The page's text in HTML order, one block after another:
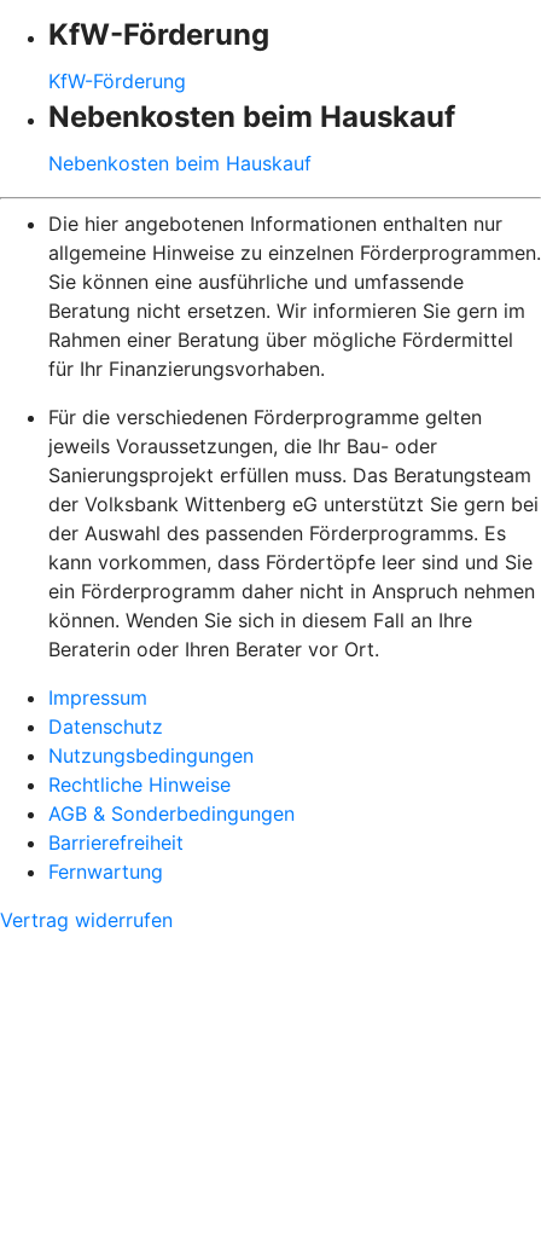
KfW-Förderung
KfW-Förderung
Nebenkosten beim Hauskauf
Nebenkosten beim Hauskauf
Die hier angebotenen Informationen enthalten nur
allgemeine Hinweise zu einzelnen Förderprogrammen.
Sie können eine ausführliche und umfassende
Beratung nicht ersetzen. Wir informieren Sie gern im
Rahmen einer Beratung über mögliche Fördermittel
für Ihr Finanzierungsvorhaben.
Für die verschiedenen Förderprogramme gelten
jeweils Voraussetzungen, die Ihr Bau- oder
Sanierungsprojekt erfüllen muss. Das Beratungsteam
der Volksbank Wittenberg eG unterstützt Sie gern bei
der Auswahl des passenden Förderprogramms. Es
kann vorkommen, dass Fördertöpfe leer sind und Sie
ein Förderprogramm daher nicht in Anspruch nehmen
können. Wenden Sie sich in diesem Fall an Ihre
Beraterin oder Ihren Berater vor Ort.
Impressum
Datenschutz
Nutzungsbedingungen
Rechtliche Hinweise
AGB & Sonderbedingungen
Barrierefreiheit
Fernwartung
Vertrag widerrufen